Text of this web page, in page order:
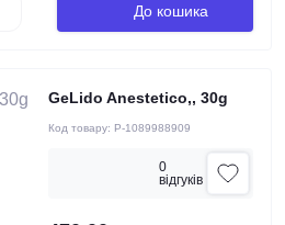
До кошика
GeLido Anestetico,, 30g
Код товару: P-1089988909
0
вiдгукiв